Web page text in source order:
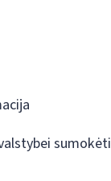
sumokėti